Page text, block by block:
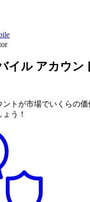
イル アカウン
ントが市場でいくらの
う！